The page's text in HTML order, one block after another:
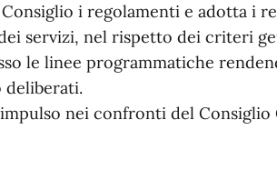
i regolamenti e adotta i
servizi, nel rispetto dei criteri
le linee programmatiche
nei confronti del Consiglio